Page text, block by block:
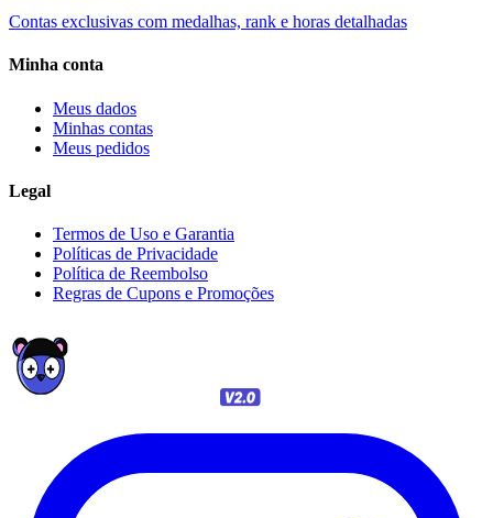
Contas exclusivas com medalhas, rank e horas detalhadas
Minha conta
Meus dados
Minhas contas
Meus pedidos
Legal
Termos de Uso e Garantia
Políticas de Privacidade
Política de Reembolso
Regras de Cupons e Promoções